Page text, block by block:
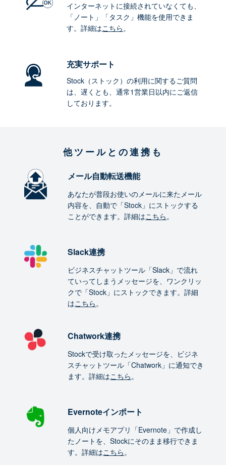
インターネットに接続されていなくても、
「ノート」「タスク」機能を使用できま
す。詳細はこちら。
充実サポート
Stock（ストック）の利用に関するご質問
は、遅くとも、通常1営業日以内にご返信
しております。
他ツールとの連携も
メール自動転送機能
あなたが普段お使いのメールに来たメール
内容を、自動で「Stock」にストックする
ことができます。詳細はこちら。
Slack連携
ビジネスチャットツール「Slack」で流れ
ていってしまうメッセージを、ワンクリッ
クで「Stock」にストックできます。詳細
はこちら。
Chatwork連携
Stockで受け取ったメッセージを、ビジネ
スチャットツール「Chatwork」に通知でき
ます。詳細はこちら。
Evernoteインポート
個人向けメモアプリ「Evernote」で作成し
たノートを、Stockにそのまま移行できま
す。詳細はこちら。